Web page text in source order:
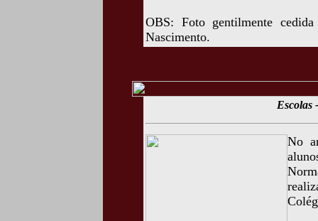
OBS: Foto gentilmente
Nascimento.
Escolas
No